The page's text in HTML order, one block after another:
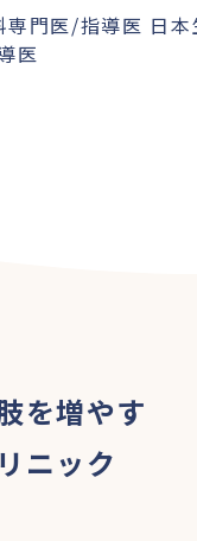
専門医/指導医 日
医
を増やす
ニック